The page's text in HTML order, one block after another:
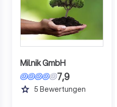
Milnik GmbH
7,9
grade 5 Bewertungen